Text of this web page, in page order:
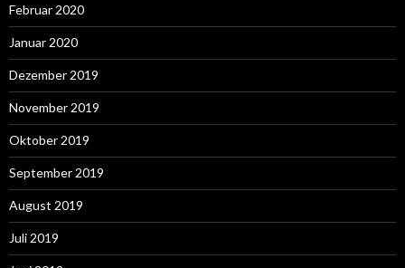
Februar 2020
Januar 2020
Dezember 2019
November 2019
Oktober 2019
September 2019
August 2019
Juli 2019